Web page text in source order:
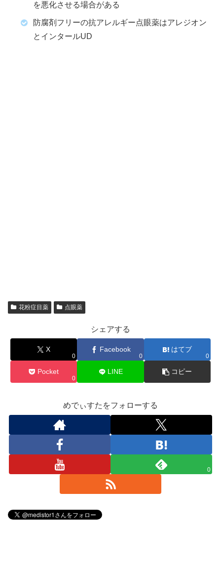
を悪化させる場合がある
防腐剤フリーの抗アレルギー点眼薬はアレジオン
とインタールUD
花粉症目薬 点眼薬
シェアする
X
0
Facebook
0
はてブ
0
Pocket
0
LINE コピー
めでぃすたをフォローする
0